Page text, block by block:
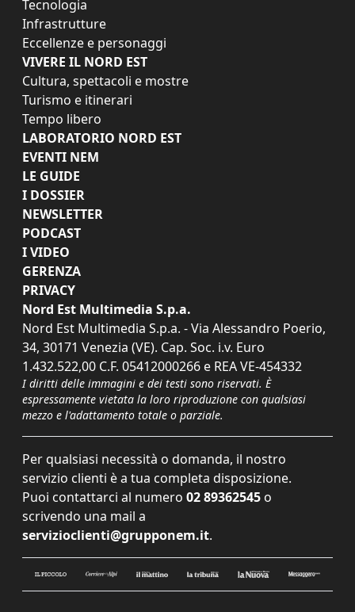
Tecnologia
Infrastrutture
Eccellenze e personaggi
VIVERE IL NORD EST
Cultura, spettacoli e mostre
Turismo e itinerari
Tempo libero
LABORATORIO NORD EST
EVENTI NEM
LE GUIDE
I DOSSIER
NEWSLETTER
PODCAST
I VIDEO
GERENZA
PRIVACY
Nord Est Multimedia S.p.a.
Nord Est Multimedia S.p.a. - Via Alessandro Poerio,
34, 30171 Venezia (VE). Cap. Soc. i.v. Euro
1.432.522,00 C.F. 05412000266 e REA VE-454332
I diritti delle immagini e dei testi sono riservati. È
espressamente vietata la loro riproduzione con qualsiasi
mezzo e l'adattamento totale o parziale.
Per qualsiasi necessità o domanda, il nostro
servizio clienti è a tua completa disposizione.
Puoi contattarci al numero 02 89362545 o
scrivendo una mail a
servizioclienti@grupponem.it.